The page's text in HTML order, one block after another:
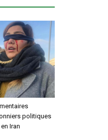
politiques
Iran